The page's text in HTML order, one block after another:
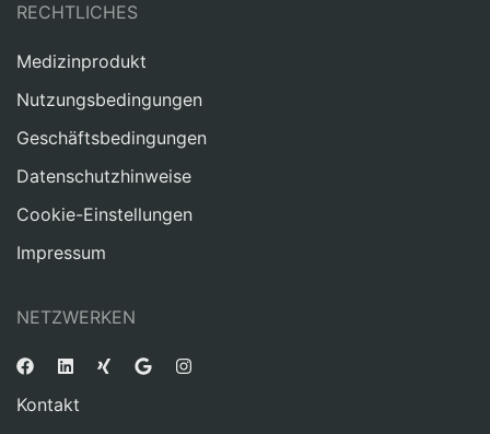
RECHTLICHES
Medizinprodukt
Nutzungsbedingungen
Geschäftsbedingungen
Datenschutzhinweise
Cookie-Einstellungen
Impressum
NETZWERKEN
Kontakt